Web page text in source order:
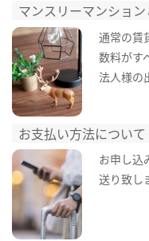
マンスリーマンション
通常の賃
数料がす
法人様の
お支払い方法について
お申し込
送り致し